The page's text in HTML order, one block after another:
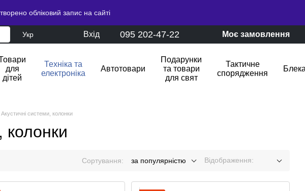
обліковий запис на сайті
Укр Вхід 095 202-47-22 Моє замовлення
для
дітей
Техніка та
електроніка
Автотовари
Подарунки
та товари
для свят
Тактичне
спорядження
Акустичні системи, колонки
колонки
Сортування: за популярністю Відображення: